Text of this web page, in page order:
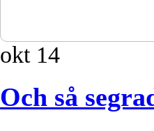
okt14
Och så